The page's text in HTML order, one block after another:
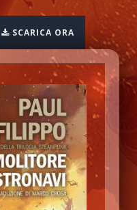
SCARICA ORA